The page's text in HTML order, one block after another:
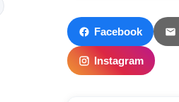
Facebook
Instagram